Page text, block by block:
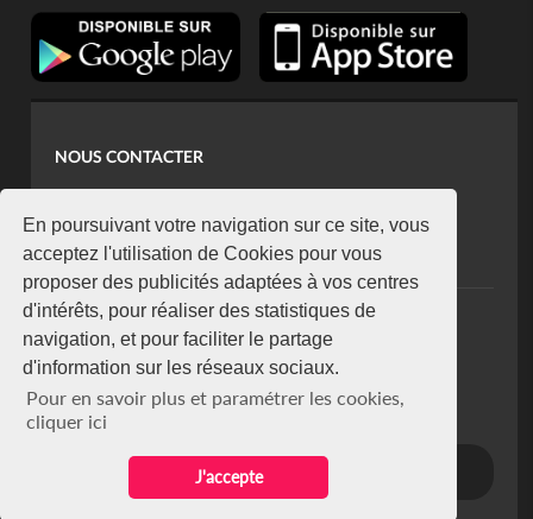
En poursuivant votre navigation sur ce site, vous
acceptez l'utilisation de Cookies pour vous
proposer des publicités adaptées à vos centres
d'intérêts, pour réaliser des statistiques de
navigation, et pour faciliter le partage
d'information sur les réseaux sociaux.
Pour en savoir plus et paramétrer les cookies,
cliquer ici
J'accepte
NOUS CONTACTER
koaci@yahoo.fr
+225 07 08 85 52 93
NEWSLETTER
Restez connecté via notre newsletter
S'abonner
Se désabonner